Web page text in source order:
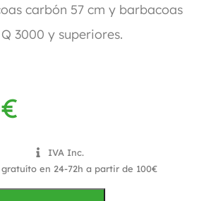
carbón 57 cm y barbacoas
3000 y superiores.
€
IVA Inc.
gratuíto en 24-72h a partir de 100€